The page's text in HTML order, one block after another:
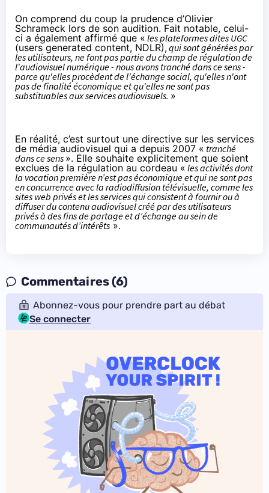
On comprend du coup la prudence d’Olivier
Schrameck lors de son audition. Fait notable, celui-
ci a également affirmé que « les plateformes dites UGC
(users generated content, NDLR),qui sont générées par
les utilisateurs, ne font pas partie du champ de régulation de
l'audiovisuel numérique - nous avons tranché dans ce sens -
parce qu'elles procèdent de l'échange social, qu'elles n'ont
pas de finalité économique et qu'elles ne sont pas
substituables aux services audiovisuels. »
En réalité, c’est surtout une directive sur les services
de média audiovisuel qui a depuis 2007 « tranché
dans ce sens ». Elle souhaite explicitement que soient
exclues de la régulation au cordeau « les activités dont
la vocation première n’est pas économique et qui ne sont pas
en concurrence avec la radiodiffusion télévisuelle, comme les
sites web privés et les services qui consistent à fournir ou à
diffuser du contenu audiovisuel créé par des utilisateurs
privés à des fins de partage et d’échange au sein de
communautés d’intérêts ».
Commentaires (6)
Abonnez-vous pour prendre part au débat
Se connecter